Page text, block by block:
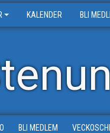
KALENDER BLI
BLI MEDLEM